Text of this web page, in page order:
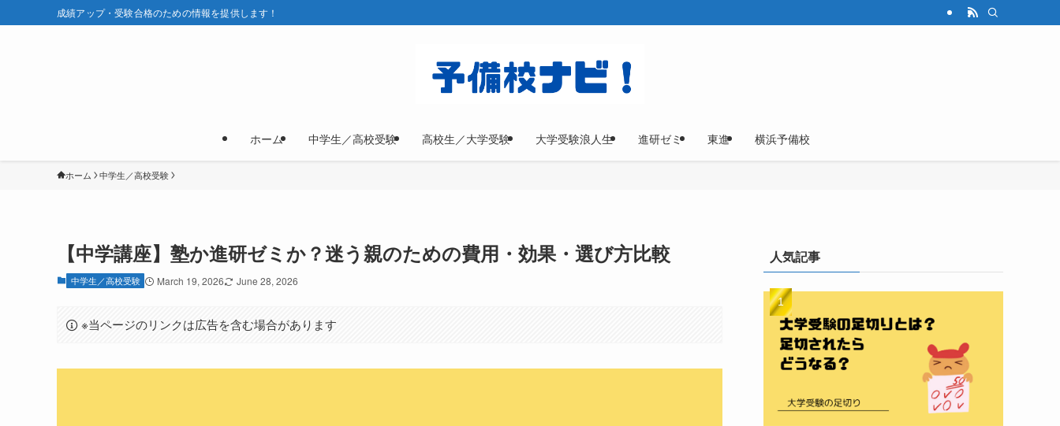
成績アップ・受験合格のための情報を提供します！
ホーム 中学生／高校受験 高校生／大学受験 大学受験浪人生 進研ゼミ 東進 横浜予備校
ホーム 中学生／高校受験
【中学講座】塾か進研ゼミか？迷う親のための費用・効果・選び方比較
中学生／高校受験 March 19, 2026 June 28, 2026
※当ページのリンクは広告を含む場合があります
人気記事